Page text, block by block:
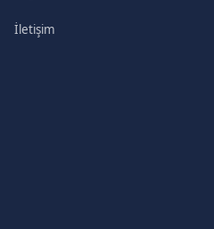
İletişim